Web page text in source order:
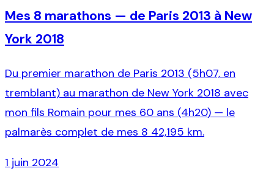
Mes 8 marathons — de Paris 2013 à New
York 2018
Du premier marathon de Paris 2013 (5h07, en
tremblant) au marathon de New York 2018 avec
mon fils Romain pour mes 60 ans (4h20) — le
palmarès complet de mes 8 42,195 km.
1 juin 2024